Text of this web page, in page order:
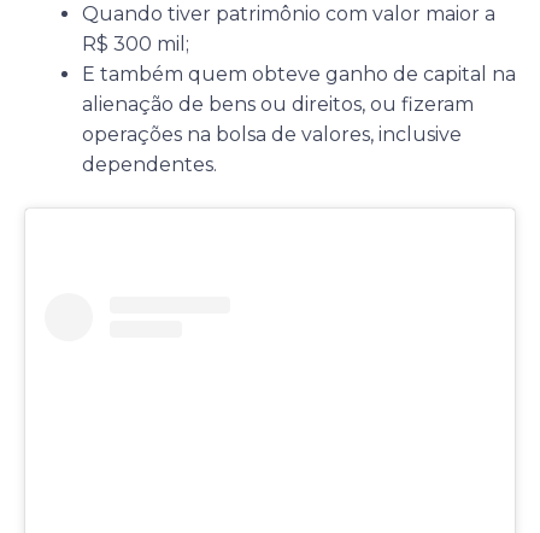
Quando tiver patrimônio com valor maior a
R$ 300 mil;
E também quem obteve ganho de capital na
alienação de bens ou direitos, ou fizeram
operações na bolsa de valores, inclusive
dependentes.